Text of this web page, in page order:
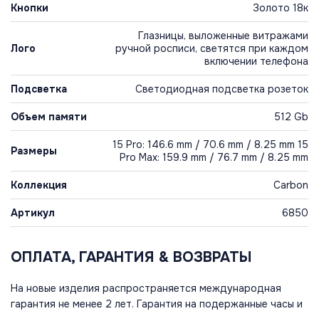
Кнопки Золото 18к
Лого
Глазницы, выложенные витражами
ручной росписи, светятся при каждом
включении телефона
Подсветка Светодиодная подсветка розеток
Объем памяти 512 Gb
Размеры
15 Pro: 146.6 mm / 70.6 mm / 8.25 mm 15
Pro Max: 159.9 mm / 76.7 mm / 8.25 mm
Коллекция Carbon
Артикул 6850
ОПЛАТА, ГАРАНТИЯ & ВОЗВРАТЫ
На новые изделия распространяется международная
гарантия не менее 2 лет. Гарантия на подержанные часы и